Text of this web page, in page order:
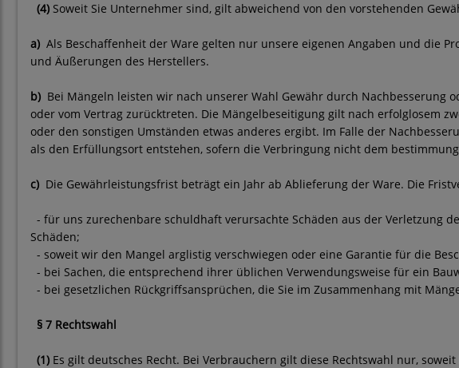
(4) Soweit Sie Unternehmer sind, gilt abweichend von den vorstehenden
a) Als Beschaffenheit der Ware gelten nur unsere eigenen Angaben und die
und Äußerungen des Herstellers.
b) Bei Mängeln leisten wir nach unserer Wahl Gewähr durch Nachbesserung
oder vom Vertrag zurücktreten. Die Mängelbeseitigung gilt nach erfolglosem
oder den sonstigen Umständen etwas anderes ergibt. Im Falle der
als den Erfüllungsort entstehen, sofern die Verbringung nicht dem
c) Die Gewährleistungsfrist beträgt ein Jahr ab Ablieferung der Ware. Die
- für uns zurechenbare schuldhaft verursachte Schäden aus der Verletzung
Schäden;
- soweit wir den Mangel arglistig verschwiegen oder eine Garantie für die
- bei Sachen, die entsprechend ihrer üblichen Verwendungsweise für ein
- bei gesetzlichen Rückgriffsansprüchen, die Sie im Zusammenhang mit
§ 7 Rechtswahl
(1) Es gilt deutsches Recht. Bei Verbrauchern gilt diese Rechtswahl nur,